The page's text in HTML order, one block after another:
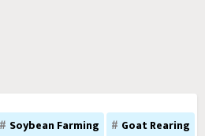
Soybean Farming
Goat Rearing